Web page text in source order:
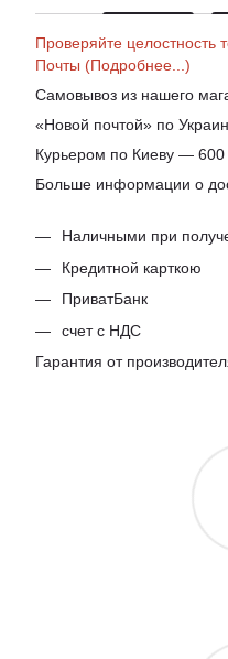
Проверяйте целостность
Почты (Подробнее...)
Самовывоз из нашего
«Новой почтой» по
Курьером по Киеву — 600
Больше информации о
Наличными при
Кредитной карткою
ПриватБанк
счет с НДС
Гарантия от